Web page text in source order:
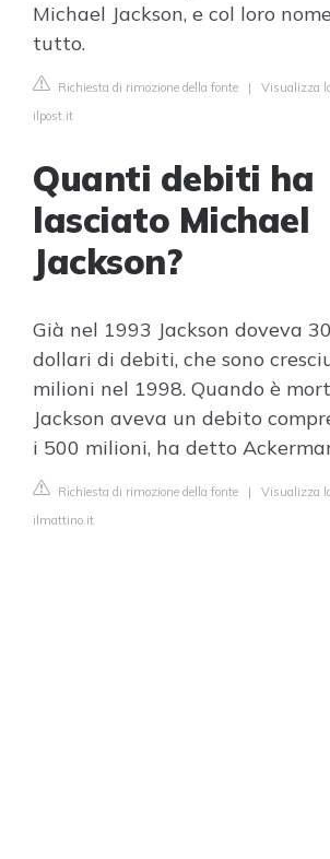
Michael Jackson, e col loro
tutto.
Richiesta di rimozione della fonte | Visualizza
ilpost.it
Quanti debiti ha
lasciato Michael
Jackson?
Già nel 1993 Jackson doveva
dollari di debiti, che sono
milioni nel 1998. Quando è
Jackson aveva un debito
i 500 milioni, ha detto
Richiesta di rimozione della fonte | Visualizza
ilmattino.it